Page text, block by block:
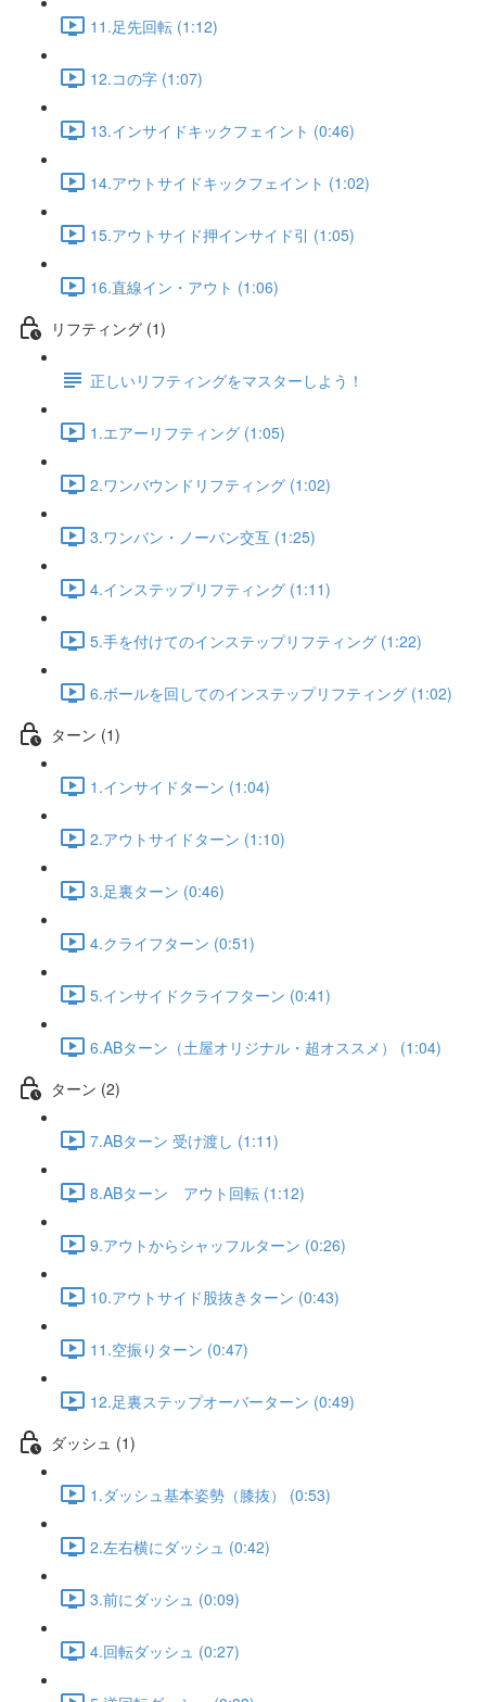
11.足先回転 (1:12)
12.コの字 (1:07)
13.インサイドキックフェイント (0:46)
14.アウトサイドキックフェイント (1:02)
15.アウトサイド押インサイド引 (1:05)
16.直線イン・アウト (1:06)
リフティング (1)
正しいリフティングをマスターしよう！
1.エアーリフティング (1:05)
2.ワンバウンドリフティング (1:02)
3.ワンバン・ノーバン交互 (1:25)
4.インステップリフティング (1:11)
5.手を付けてのインステップリフティング (1:22)
6.ボールを回してのインステップリフティング (1:02)
ターン (1)
1.インサイドターン (1:04)
2.アウトサイドターン (1:10)
3.足裏ターン (0:46)
4.クライフターン (0:51)
5.インサイドクライフターン (0:41)
6.ABターン（土屋オリジナル・超オススメ） (1:04)
ターン (2)
7.ABターン 受け渡し (1:11)
8.ABターン アウト回転 (1:12)
9.アウトからシャッフルターン (0:26)
10.アウトサイド股抜きターン (0:43)
11.空振りターン (0:47)
12.足裏ステップオーバーターン (0:49)
ダッシュ (1)
1.ダッシュ基本姿勢（膝抜） (0:53)
2.左右横にダッシュ (0:42)
3.前にダッシュ (0:09)
4.回転ダッシュ (0:27)